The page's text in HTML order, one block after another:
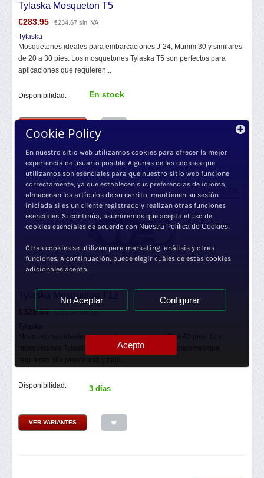
Tylaska Mosqueton T5
€283.95 €234.67 sin IVA
Tylaska
Mosquetones ideales para embarcaciones J-24, Mumm 30 y similares
de 20 a 30 pies. Los mosquetones Tylaska T5 son perfectos para
aplicaciones que requieren...
Disponibilidad: En stock
Ahorre 7%
Tylaska Mosqueton T12
329.00 €271.90sin IVA
Mosquetones ideales para embarcaciones de 30 a 45 pies. Los
mosquetones Tylaska T12 son perfectos para aplicaciones que
Disponibilidad: 3 días
VER VARIANTES
Cookie Policy
En nuestro sitio web utilizamos cookies para ofrecer la mejor
experiencia de usuario posible. Algunas de las cookies que
utilizamos son esenciales para que nuestro sitio web funcione
correctamente, ya que establecen sus preferencias de idioma,
almacenan los artículos de su carrito, mantienen su sesión
iniciada si es un cliente registrado y realizan otras funciones
esenciales. Si continúa, asumiremos que acepta el uso de
cookies esenciales de acuerdo con Nuestra Política de Cookies.
Otras cookies se utilizan para marketing, análisis y otras
funciones. A continuación, puede elegir cuáles de estas cookies
adicionales acepta.
No Aceptar Configurar
Acepto